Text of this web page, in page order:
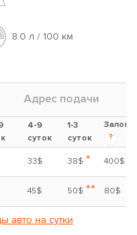
8.0 л / 100 км
Адрес подачи
4-9
суток
1-3
суток
Залог
?
33$ 38$ * 400$
45$ 50$ ** 80$
авто на сутки